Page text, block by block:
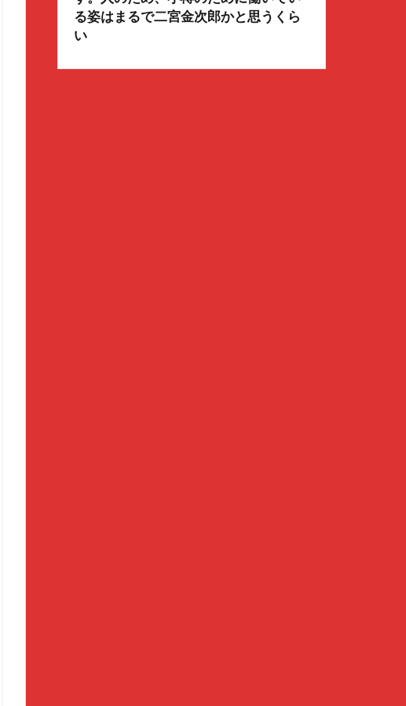
る姿はまるで二宮金次郎かと思うくら
い